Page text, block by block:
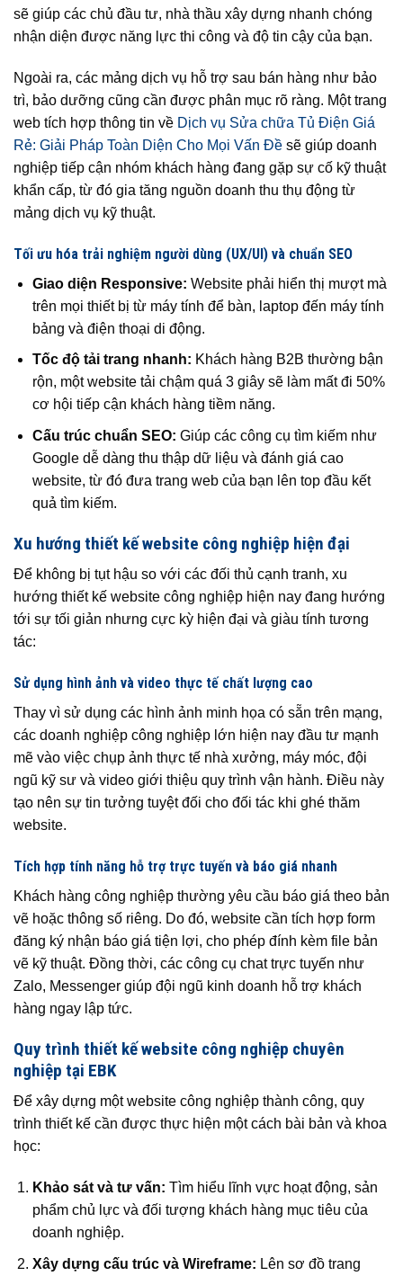
sẽ giúp các chủ đầu tư, nhà thầu xây dựng nhanh chóng
nhận diện được năng lực thi công và độ tin cậy của bạn.
Ngoài ra, các mảng dịch vụ hỗ trợ sau bán hàng như bảo
trì, bảo dưỡng cũng cần được phân mục rõ ràng. Một trang
web tích hợp thông tin về Dịch vụ Sửa chữa Tủ Điện Giá
Rẻ: Giải Pháp Toàn Diện Cho Mọi Vấn Đề sẽ giúp doanh
nghiệp tiếp cận nhóm khách hàng đang gặp sự cố kỹ thuật
khẩn cấp, từ đó gia tăng nguồn doanh thu thụ động từ
mảng dịch vụ kỹ thuật.
Tối ưu hóa trải nghiệm người dùng (UX/UI) và chuẩn SEO
Giao diện Responsive: Website phải hiển thị mượt mà
trên mọi thiết bị từ máy tính để bàn, laptop đến máy tính
bảng và điện thoại di động.
Tốc độ tải trang nhanh: Khách hàng B2B thường bận
rộn, một website tải chậm quá 3 giây sẽ làm mất đi 50%
cơ hội tiếp cận khách hàng tiềm năng.
Cấu trúc chuẩn SEO: Giúp các công cụ tìm kiếm như
Google dễ dàng thu thập dữ liệu và đánh giá cao
website, từ đó đưa trang web của bạn lên top đầu kết
quả tìm kiếm.
Xu hướng thiết kế website công nghiệp hiện đại
Để không bị tụt hậu so với các đối thủ cạnh tranh, xu
hướng thiết kế website công nghiệp hiện nay đang hướng
tới sự tối giản nhưng cực kỳ hiện đại và giàu tính tương
tác:
Sử dụng hình ảnh và video thực tế chất lượng cao
Thay vì sử dụng các hình ảnh minh họa có sẵn trên mạng,
các doanh nghiệp công nghiệp lớn hiện nay đầu tư mạnh
mẽ vào việc chụp ảnh thực tế nhà xưởng, máy móc, đội
ngũ kỹ sư và video giới thiệu quy trình vận hành. Điều này
tạo nên sự tin tưởng tuyệt đối cho đối tác khi ghé thăm
website.
Tích hợp tính năng hỗ trợ trực tuyến và báo giá nhanh
Khách hàng công nghiệp thường yêu cầu báo giá theo bản
vẽ hoặc thông số riêng. Do đó, website cần tích hợp form
đăng ký nhận báo giá tiện lợi, cho phép đính kèm file bản
vẽ kỹ thuật. Đồng thời, các công cụ chat trực tuyến như
Zalo, Messenger giúp đội ngũ kinh doanh hỗ trợ khách
hàng ngay lập tức.
Quy trình thiết kế website công nghiệp chuyên
nghiệp tại EBK
Để xây dựng một website công nghiệp thành công, quy
trình thiết kế cần được thực hiện một cách bài bản và khoa
học:
Khảo sát và tư vấn: Tìm hiểu lĩnh vực hoạt động, sản
phẩm chủ lực và đối tượng khách hàng mục tiêu của
doanh nghiệp.
Xây dựng cấu trúc và Wireframe: Lên sơ đồ trang